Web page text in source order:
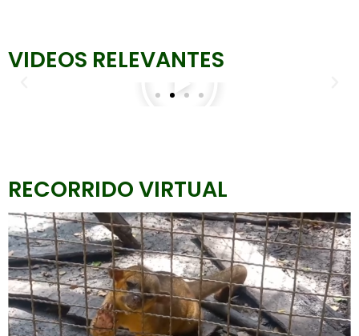
VIDEOS RELEVANTES
RECORRIDO VIRTUAL